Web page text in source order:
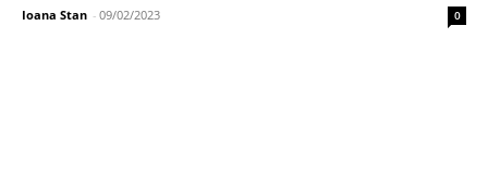
Ioana Stan - 09/02/2023 0